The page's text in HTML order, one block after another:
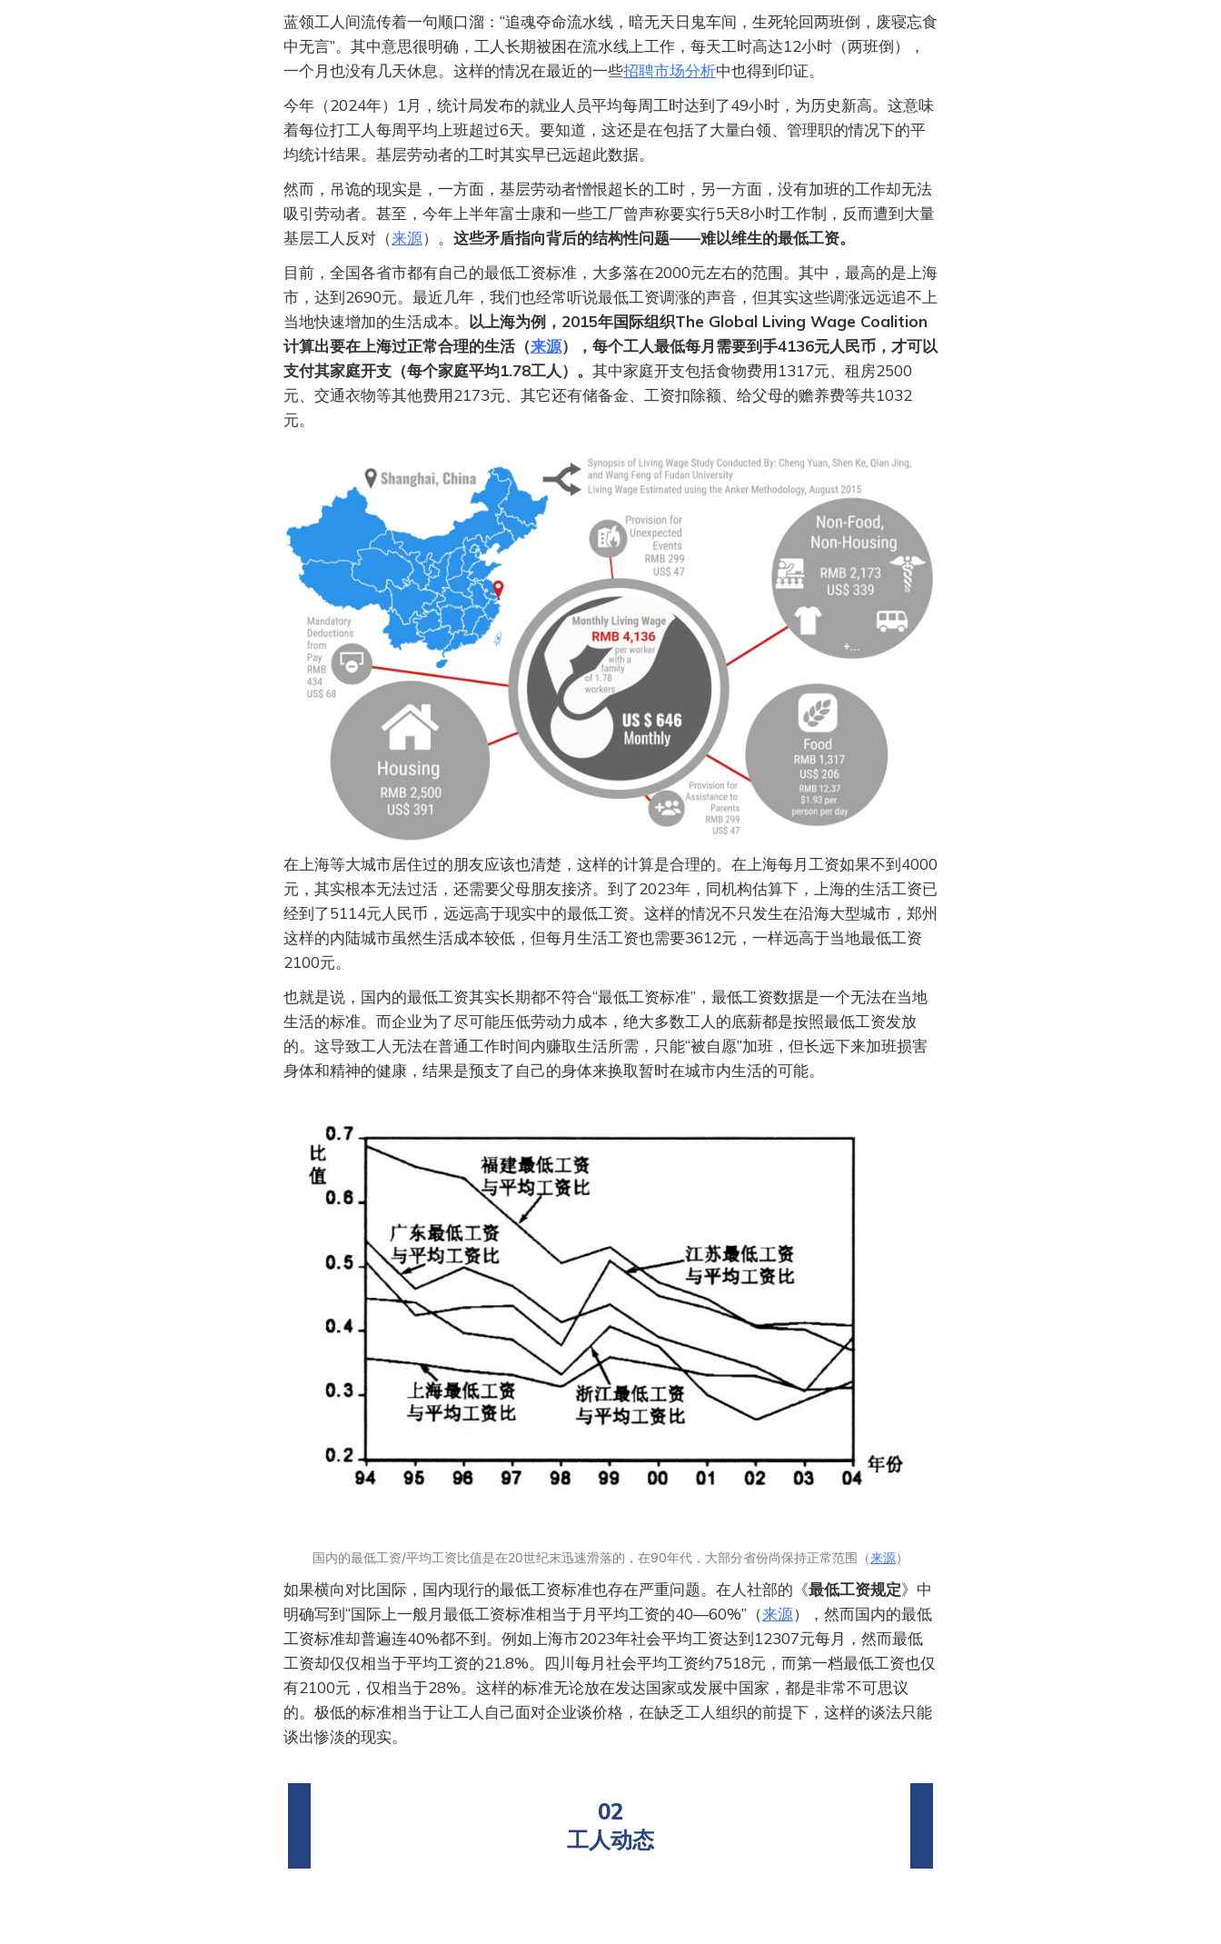
蓝领工人间流传着一句顺口溜：“追魂夺命流水线，暗无天日鬼车间，生死轮回两班倒，废寝忘食
中无言”。其中意思很明确，工人长期被困在流水线上工作，每天工时高达12小时（两班倒），
一个月也没有几天休息。这样的情况在最近的一些招聘市场分析中也得到印证。
今年（2024年）1月，统计局发布的就业人员平均每周工时达到了49小时，为历史新高。这意味
着每位打工人每周平均上班超过6天。要知道，这还是在包括了大量白领、管理职的情况下的平
均统计结果。基层劳动者的工时其实早已远超此数据。
然而，吊诡的现实是，一方面，基层劳动者憎恨超长的工时，另一方面，没有加班的工作却无法
吸引劳动者。甚至，今年上半年富士康和一些工厂曾声称要实行5天8小时工作制，反而遭到大量
基层工人反对（来源）。 这些矛盾指向背后的结构性问题——难以维生的最低工资。
目前，全国各省市都有自己的最低工资标准，大多落在2000元左右的范围。其中，最高的是上海
市，达到2690元。最近几年，我们也经常听说最低工资调涨的声音，但其实这些调涨远远追不上
当地快速增加的生活成本。 以上海为例，2015年国际组织The Global Living Wage Coalition
计算出要在上海过正常合理的生活（来源），每个工人最低每月需要到手4136元人民币，才可以
支付其家庭开支（每个家庭平均1.78工人）。 其中家庭开支包括食物费用1317元、租房2500
元、交通衣物等其他费用2173元、其它还有储备金、工资扣除额、给父母的赡养费等共1032
元。
在上海等大城市居住过的朋友应该也清楚，这样的计算是合理的。在上海每月工资如果不到4000
元，其实根本无法过活，还需要父母朋友接济。到了2023年，同机构估算下，上海的生活工资已
经到了5114元人民币，远远高于现实中的最低工资。这样的情况不只发生在沿海大型城市，郑州
这样的内陆城市虽然生活成本较低，但每月生活工资也需要3612元，一样远高于当地最低工资
2100元。
也就是说，国内的最低工资其实长期都不符合“最低工资标准”，最低工资数据是一个无法在当地
生活的标准。而企业为了尽可能压低劳动力成本，绝大多数工人的底薪都是按照最低工资发放
的。这导致工人无法在普通工作时间内赚取生活所需，只能“被自愿”加班，但长远下来加班损害
身体和精神的健康，结果是预支了自己的身体来换取暂时在城市内生活的可能。
国内的最低工资/平均工资比值是在20世纪末迅速滑落的，在90年代，大部分省份尚保持正常范围（来源）
如果横向对比国际，国内现行的最低工资标准也存在严重问题。在人社部的《最低工资规定》中
明确写到“国际上一般月最低工资标准相当于月平均工资的40—60%”（来源），然而国内的最低
工资标准却普遍连40%都不到。例如上海市2023年社会平均工资达到12307元每月，然而最低
工资却仅仅相当于平均工资的21.8%。四川每月社会平均工资约7518元，而第一档最低工资也仅
有2100元，仅相当于28%。这样的标准无论放在发达国家或发展中国家，都是非常不可思议
的。极低的标准相当于让工人自己面对企业谈价格，在缺乏工人组织的前提下，这样的谈法只能
谈出惨淡的现实。
02
工人动态